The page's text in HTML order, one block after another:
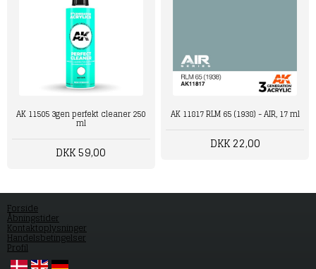
AK 11505 3gen perfekt cleaner 250
ml
DKK 59,00
AK 11817 RLM 65 (1938) - AIR, 17 ml
DKK 22,00
Forside
Åbningstider
Kontaktoplysninger
Handelsbetingelser
Profil